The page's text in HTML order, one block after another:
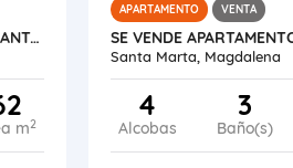
ARRIENDO APARTAMENTO SIERRA VERDE SANTA MARTA
m2
APARTAMENTO VENTA
Santa Marta, Magdalena
4
Alcobas
3
Baño(s)